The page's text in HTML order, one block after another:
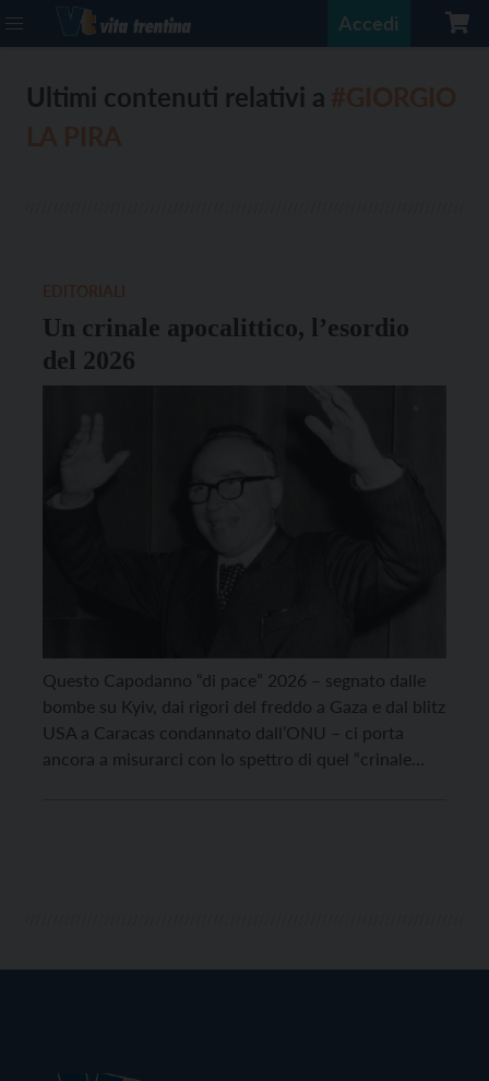
Accedi
Ultimi contenuti relativi a
Un crinale apocalittico, l’esordio
del 2026
Questo Capodanno “di pace” 2026 – segnato dalle
bombe su Kyiv, dai rigori del freddo a Gaza e dal blitz
USA a Caracas condannato dall’ONU – ci porta
ancora a misurarci con lo spettro di quel “crinale